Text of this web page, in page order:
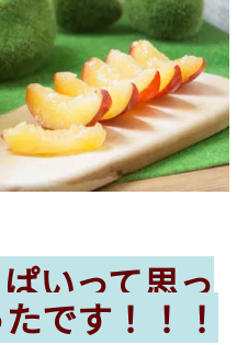
いって思っ
です！！！